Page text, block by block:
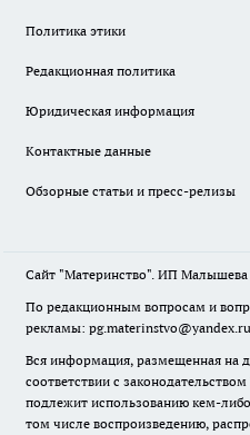
Политика этики
Редакционная политика
Юридическая информация
Контактные данные
Обзорные статьи и пресс-релизы
Сайт "Материнство". ИП
По редакционным вопросам и
рекламы:
Вся информация, размещенная на
соответствии с
подлежит использованию кем-
том числе воспроизведению,